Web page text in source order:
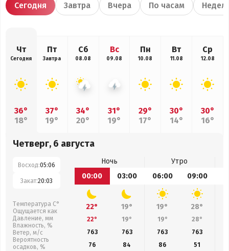
Сегодня Завтра Вчера По часам
Чт
Сегодня
36°
18°
Пт
Завтра
37°
19°
Сб
08.08
34°
20°
Вс
09.08
31°
19°
Пн
10.08
29°
17°
Вт
11.08
30°
14°
Ср
12.08
30°
16°
Четверг, 6 августа
Восход:05:06
Закат:20:03
Температура С°
Ощущается как
Давление, мм
Влажность, %
Ветер, м/с
Вероятность
осадков, %
Ночь
Утро
00:00
03:00 06:00 09:00
22° 19° 19° 28°
22° 19° 19° 28°
763
763 763 763
76
84 86
51